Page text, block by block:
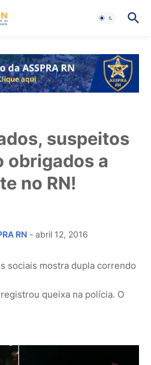
suspeitos
obrigados a
no RN!
RN - abril 12, 2016
sociais mostra dupla correndo
queixa na polícia. O